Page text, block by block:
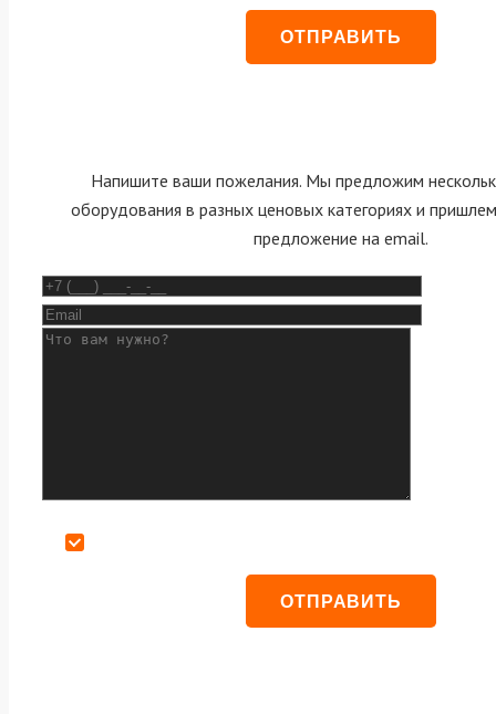
Напишите ваши пожелания. Мы предложим
оборудования в разных ценовых категориях и
предложение на email.